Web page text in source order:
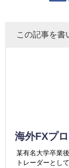
この記事を書
海外FXプ
某有名大学卒業
トレーダーとし